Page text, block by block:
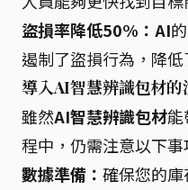
盜損率降低50%： AI
遏制了盜損行為，降低
導入AI智慧辨識包材的
雖然AI智慧辨識包材
程中，仍需注意以下事
數據準備： 確保您的